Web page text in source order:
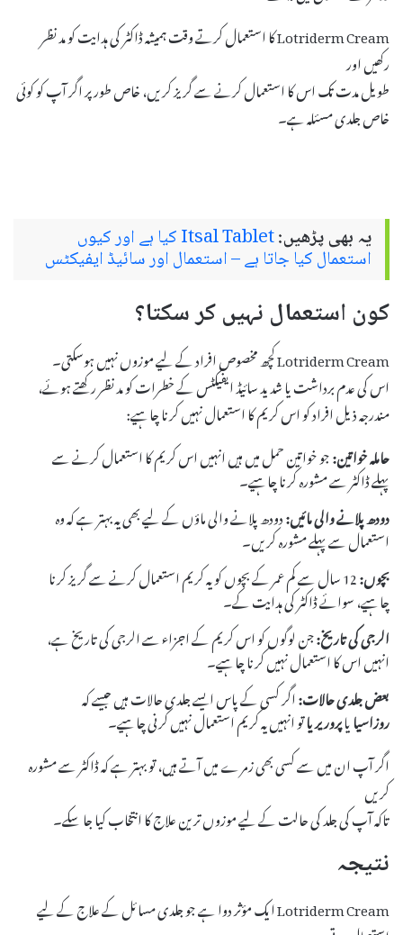
Lotriderm Cream کا استعمال کرتے وقت ہمیشہ ڈاکٹر کی ہدایت کو مد نظر
رکھیں اور
طویل مدت تک اس کا استعمال کرنے سے گریز کریں، خاص طور پر اگر آپ کو کوئی
خاص جلدی مسئلہ ہے۔
یہ بھی پڑھیں: Itsal Tablet کیا ہے اور کیوں
استعمال کیا جاتا ہے – استعمال اور سائیڈ ایفیکٹس
کون استعمال نہیں کر سکتا؟
Lotriderm Cream کچھ مخصوص افراد کے لیے موزوں نہیں ہوسکتی۔
اس کی عدم برداشت یا شدید سائیڈ ایفیکٹس کے خطرات کو مد نظر رکھتے ہوئے،
مندرجہ ذیل افراد کو اس کریم کا استعمال نہیں کرنا چاہیے:
حاملہ خواتین:جو خواتین حمل میں ہیں انہیں اس کریم کا استعمال کرنے سے
پہلے ڈاکٹر سے مشورہ کرنا چاہیے۔
دودھ پلانے والی مائیں:دودھ پلانے والی ماؤں کے لیے بھی یہ بہتر ہے کہ وہ
استعمال سے پہلے مشورہ کریں۔
بچوں: 12 سال سے کم عمر کے بچوں کو یہ کریم استعمال کرنے سے گریز کرنا
چاہیے، سوائے ڈاکٹر کی ہدایت کے۔
الرجی کی تاریخ:جن لوگوں کو اس کریم کے اجزاء سے الرجی کی تاریخ ہے،
انہیں اس کا استعمال نہیں کرنا چاہیے۔
بعض جلدی حالات:اگر کسی کے پاس ایسے جلدی حالات ہیں جیسے کہ
روزاسیایاپروریریاتو انہیں یہ کریم استعمال نہیں کرنی چاہیے۔
اگر آپ ان میں سے کسی بھی زمرے میں آتے ہیں، تو بہتر ہے کہ ڈاکٹر سے مشورہ
کریں
تاکہ آپ کی جلد کی حالت کے لیے موزوں ترین علاج کا انتخاب کیا جا سکے۔
نتیجہ
Lotriderm Cream ایک مؤثر دوا ہے جو جلدی مسائل کے علاج کے لیے